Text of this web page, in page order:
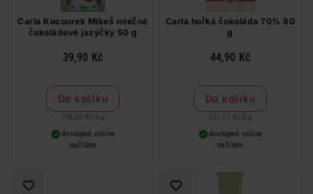
Carla Kocourek Mikeš mléčné
čokoládové jazýčky 50 g
39,90 Kč
Do košíku
798,00 Kč / kg
dostupné online
načítám
Carla hořká čokoláda 70% 80
g
44,90 Kč
Do košíku
561,25 Kč / kg
dostupné online
načítám